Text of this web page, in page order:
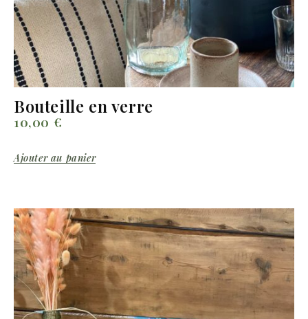
Bouteille en verre
10,00 €
Ajouter au panier